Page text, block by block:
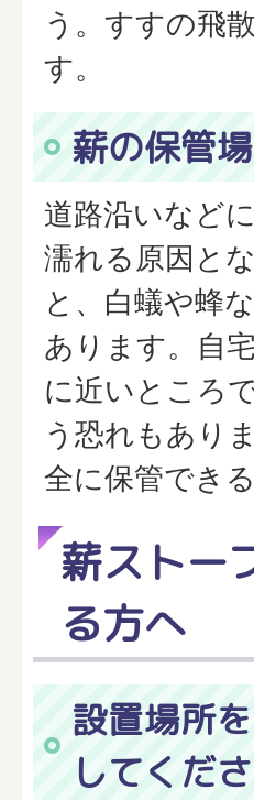
う。すすの飛
す。
薪の保管
道路沿いなど
濡れる原因と
と、白蟻や蜂
あります。自
に近いところ
う恐れもあり
全に保管でき
薪ストー
る方へ
設置場所
してくだ